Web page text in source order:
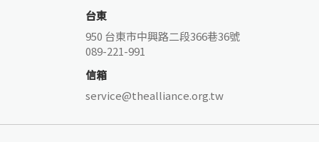
台東
950 台東市中興路二段366巷36號
089-221-991
信箱
service@thealliance.org.tw